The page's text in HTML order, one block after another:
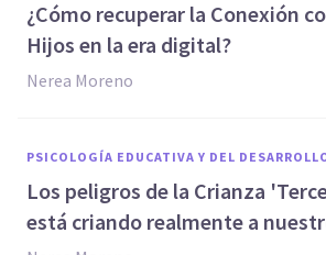
¿Cómo recuperar la Conexión
Hijos en la era digital?
Nerea Moreno
PSICOLOGÍA EDUCATIVA Y DEL
Los peligros de la Crianza
está criando realmente a